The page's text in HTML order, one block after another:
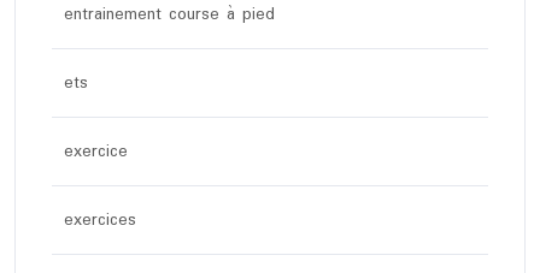
entrainement course à pied
ets
exercice
exercices